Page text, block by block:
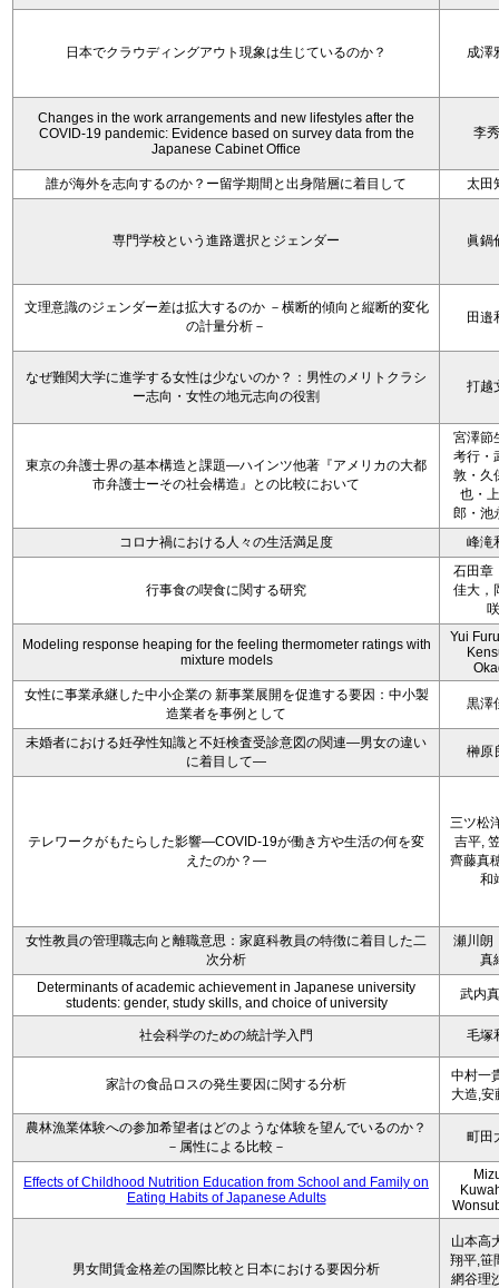
日本でクラウディングアウト現象は生じているのか？ 成澤
Changes in the work arrangements and new lifestyles after the
COVID-19 pandemic: Evidence based on survey data from the
Japanese Cabinet Office
李
誰が海外を志向するのか？ー留学期間と出身階層に着目して 太田
専門学校という進路選択とジェンダー 眞鍋
文理意識のジェンダー差は拡大するのか －横断的傾向と縦断的変化
の計量分析－
田邉
なぜ難関大学に進学する女性は少ないのか？：男性のメリトクラシ
ー志向・女性の地元志向の役割
打越
東京の弁護士界の基本構造と課題―ハインツ他著『アメリカの大都
市弁護士ーその社会構造』との比較において
宮澤節
考行・
敦・久
也・
郎・池
コロナ禍における人々の生活満足度
峰滝
行事食の喫食に関する研究
石田章
佳大，
咲
Modeling response heaping for the feeling thermometer ratings with
mixture models
Yui
女性に事業承継した中小企業の 新事業展開を促進する要因：中小製
造業者を事例として
黒澤
未婚者における妊孕性知識と不妊検査受診意図の関連―男女の違い
に着目して―
榊原
テレワークがもたらした影響―COVID-19が働き方や生活の何を変
えたのか？―
三ツ松
吉平,
齊藤真
和
女性教員の管理職志向と離職意思：家庭科教員の特徴に着目した二
次分析
瀬川朗
真
Determinants of academic achievement in Japanese university
students: gender, study skills, and choice of university
武内
社会科学のための統計学入門 毛塚
家計の食品ロスの発生要因に関する分析
中村一
大造,安
農林漁業体験への参加希望者はどのような体験を望んでいるのか？
－属性による比較－
町田
Effects of Childhood Nutrition Education from School and Family on
Eating Habits of Japanese Adults
男女間賃金格差の国際比較と日本における要因分析
山本高
翔平,笹
網谷理